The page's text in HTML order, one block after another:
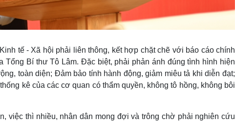
tế - Xã hội phải liên thông, kết hợp chặt chẽ với báo cáo chính
Tổng Bí thư Tô Lâm. Đặc biệt, phải phản ánh đúng tình hình hiện
toàn diện; Đảm bảo tính hành động, giảm miêu tả khi diễn đạt;
kê của các cơ quan có thẩm quyền, không tô hồng, không bôi
việc thì nhiều, nhân dân mong đợi và trông chờ phải nghiên cứu